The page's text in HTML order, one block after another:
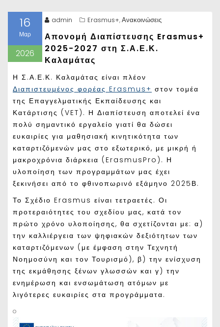
16
Μαρ
2026
admin Erasmus+,Ανακοινώσεις
Απονομή Διαπίστευσης Erasmus+
2025-2027 στη Σ.Α.Ε.Κ.
Καλαμάτας
Η Σ.Α.Ε.Κ. Καλαμάτας είναι πλέον
Διαπιστευμένος φορέας Erasmus+ στον τομέα
της Επαγγελματικής Εκπαίδευσης και
Κατάρτισης (VET). Η Διαπίστευση αποτελεί ένα
πολύ σημαντικό εργαλείο γιατί θα δώσει
ευκαιρίες για μαθησιακή κινητικότητα των
καταρτιζόμενών μας στο εξωτερικό, με μικρή ή
μακροχρόνια διάρκεια (ErasmusPro). Η
υλοποίηση των προγραμμάτων μας έχει
ξεκινήσει από το φθινοπωρινό εξάμηνο 2025Β.
Το Σχέδιο Erasmus είναι τετραετές. Οι
προτεραιότητες του σχεδίου μας, κατά τον
πρώτο χρόνο υλοποίησης, θα σχετίζονται με: α)
την καλλιέργεια των ψηφιακών δεξιότητων των
καταρτιζόμενων (με έμφαση στην Τεχνητή
Νοημοσύνη και τον Τουρισμό), β) την ενίσχυση
της εκμάθησης ξένων γλωσσών και γ) την
ενημέρωση και ενσωμάτωση ατόμων με
λιγότερες ευκαιρίες στα προγράμματα.
o